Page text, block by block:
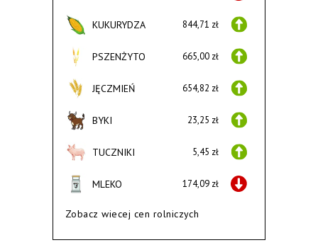
KUKURYDZA 844,71 zł
PSZENŻYTO 665,00 zł
JĘCZMIEŃ 654,82 zł
BYKI 23,25 zł
TUCZNIKI 5,45 zł
MLEKO 174,09 zł
Zobacz wiecej cen rolniczych